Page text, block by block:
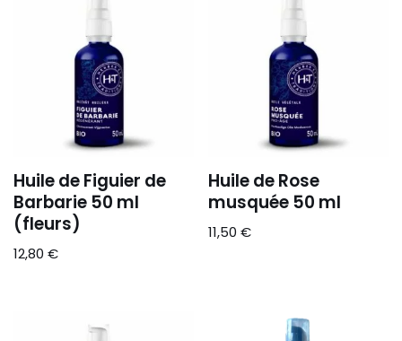
Huile de Figuier de
Barbarie 50 ml
(fleurs)
12,80 €
Huile de Rose
musquée 50 ml
11,50€